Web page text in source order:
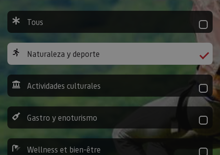
Tous
Naturaleza y deporte
Actividades culturales
Gastro y enoturismo
Wellness et bien-être